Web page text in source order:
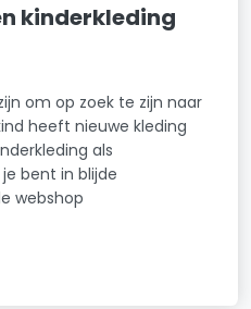
kinderkleding
om op zoek te zijn naar
heeft nieuwe kleding
als
bent in blijde
webshop